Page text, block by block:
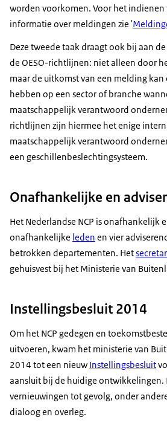
worden voorkomen. Voor het indienen
informatie over meldingen zie '
Deze tweede taak draagt ook bij aan
de OESO-richtlijnen: niet alleen door
maar de uitkomst van een melding
hebben op een sector of branche
maatschappelijk verantwoord
richtlijnen zijn hiermee het enige
maatschappelijk verantwoord
een geschillenbeslechtingsysteem.
Onafhankelijke en
Het Nederlandse NCP is onafhankelijk
onafhankelijke leden en vier
betrokken departementen. Het
gehuisvest bij het Ministerie van
Instellingsbesluit 2014
Om het NCP gedegen en
uitvoeren, kwam het ministerie van
2014 tot een nieuw Instellingsbesluit
aansluit bij de huidige ontwikkelingen.
vernieuwingen tot gevolg, onder
dialoog en overleg.